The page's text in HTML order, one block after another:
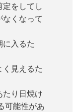
をしてし
くなって
入るた
見えるた
り日焼け
可能性があ